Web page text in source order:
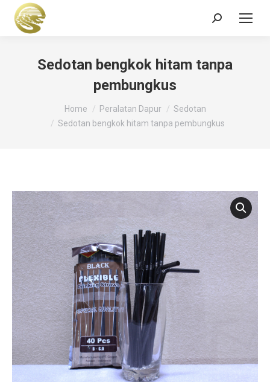
Search:
Sedotan bengkok hitam tanpa
pembungkus
You are here:Home Peralatan Dapur
Sedotan
Sedotan bengkok hitam tanpa pembungkus